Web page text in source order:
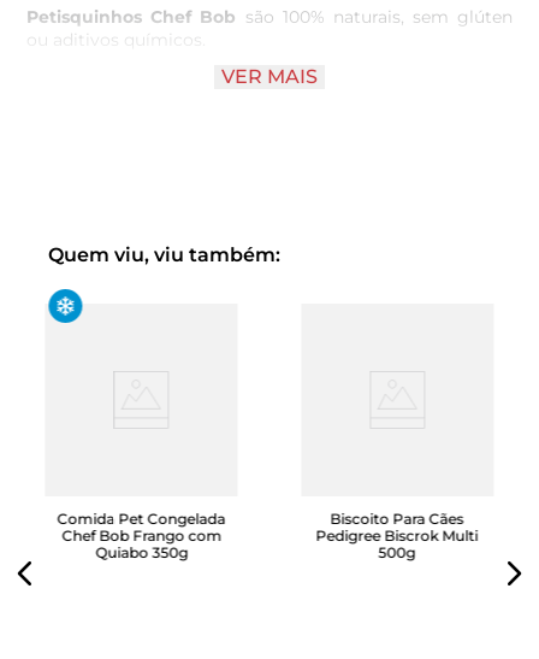
Petisquinhos Chef Bob são 100% naturais, sem glúten
ou aditivos químicos.
Que tal garantir o petisco do seu doguinho com
Após aberto, manter a embalagem bem lacrada, por até
Destinado exclusivamente à alimentação de animais de
VER MAIS
Quem viu, viu também:
Comida Pet Congelada
Chef Bob Frango com
Quiabo 350g
Biscoito Para Cães
Pedigree Biscrok Multi
500g